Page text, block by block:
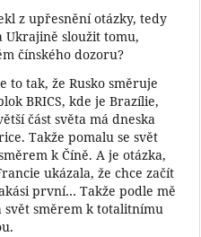
z upřesnění otázky, tedy
Ukrajině sloužit tomu,
čínského dozoru?
to tak, že Rusko směruje
BRICS, kde je Brazílie,
část světa má dneska
Takže pomalu se svět
k Číně. A je otázka,
ukázala, že chce začít
první… Takže podle mě
svět směrem k totalitnímu